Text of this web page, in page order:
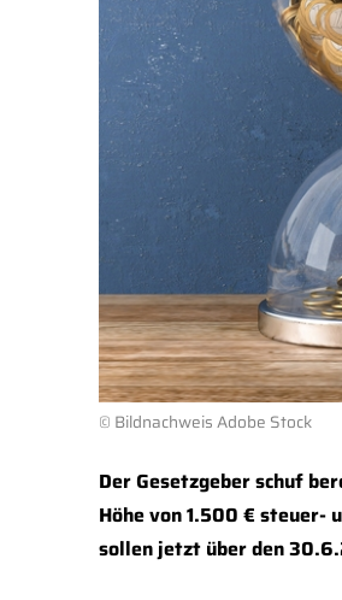
© Bildnachweis Adobe Stock
Der Gesetzgeber schuf
Höhe von 1.500 €
sollen jetzt über den